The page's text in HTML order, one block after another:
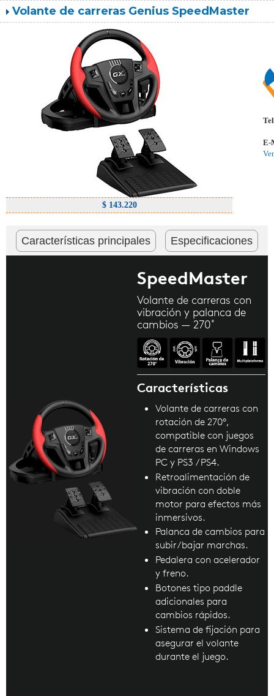
Volante de carreras Genius SpeedMaster
$ 143.220
Tel
E-
Características principales Especificaciones
SpeedMaster
Volante de carreras con
vibración y palanca de
cambios — 270˚
Características
Volante de carreras con
rotación de 270°,
compatible con juegos
de carreras en Windows
PC y PS3 / PS4.
Retroalimentación de
vibración con doble
motor para efectos más
inmersivos.
Palanca de cambios para
subir/bajar marchas.
Pedalera con acelerador
y freno.
Botones tipo paddle
adicionales para
cambios rápidos.
Sistema de fijación para
asegurar el volante
durante el juego.